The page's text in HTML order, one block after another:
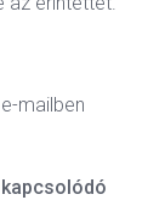
mailben